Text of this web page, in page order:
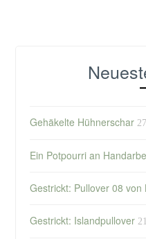
Gehäkelte Hühnerschar
Ein Potpourri an
Gestrickt: Pullover 08 von
Gestrickt: Islandpullover